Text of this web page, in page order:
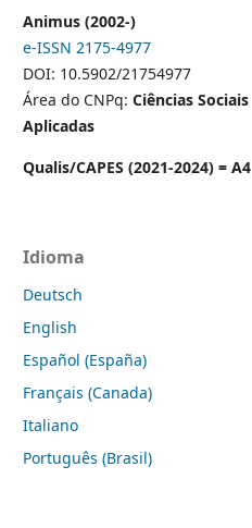
Animus (2002-)
e-ISSN 2175-4977
DOI: 10.5902/21754977
Área do CNPq: Ciências Sociais
Aplicadas
Qualis/CAPES (2021-2024) = A4
Idioma
Deutsch
English
Español (España)
Français (Canada)
Italiano
Português (Brasil)